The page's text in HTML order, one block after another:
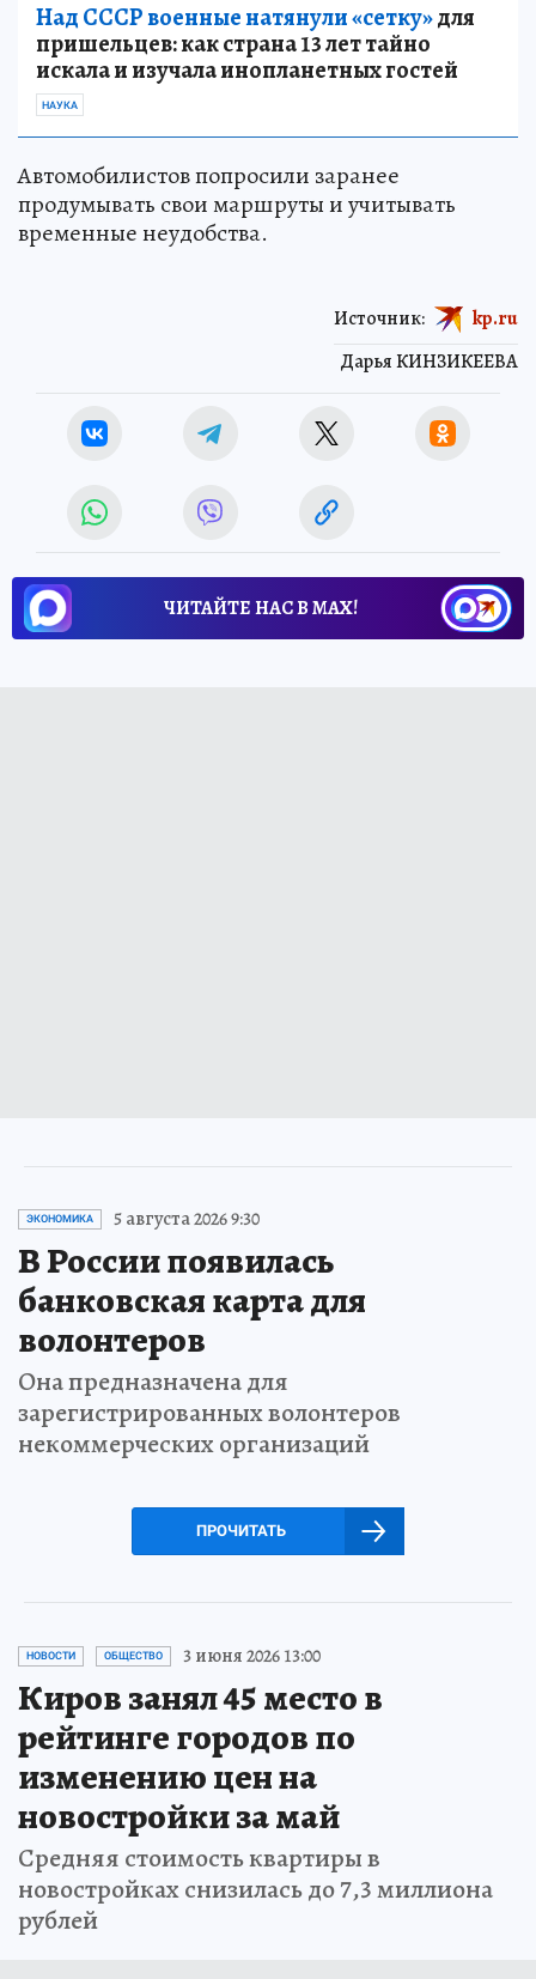
Над СССР военные натянули «сетку»для
пришельцев: как страна 13 лет тайно
искала и изучала инопланетных гостей
НАУКА
Автомобилистов попросили заранее
продумывать свои маршруты и учитывать
временные неудобства.
Дарья КИНЗИКЕЕВА
Источник: kp.ru
ЧИТАЙТЕ НАС В МАХ!
ЭКОНОМИКА 5 августа 2026 9:30
В России появилась
банковская карта для
волонтеров
Она предназначена для
зарегистрированных волонтеров
некоммерческих организаций
ПРОЧИТАТЬ
НОВОСТИ ОБЩЕСТВО 3 июня 2026 13:00
Киров занял 45 место в
рейтинге городов по
изменению цен на
новостройки за май
Средняя стоимость квартиры в
новостройках снизилась до 7,3 миллиона
рублей